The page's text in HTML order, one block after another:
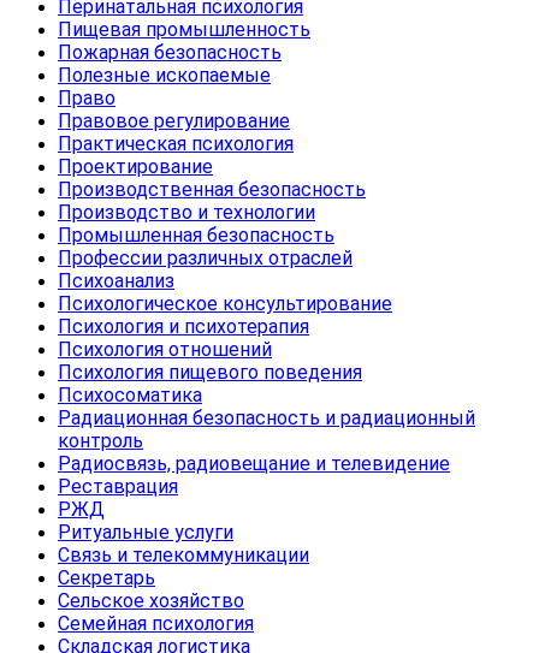
Перинатальная психология
Пищевая промышленность
Пожарная безопасность
Полезные ископаемые
Право
Правовое регулирование
Практическая психология
Проектирование
Производственная безопасность
Производство и технологии
Промышленная безопасность
Профессии различных отраслей
Психоанализ
Психологическое консультирование
Психология и психотерапия
Психология отношений
Психология пищевого поведения
Психосоматика
Радиационная безопасность и радиационный
контроль
Радиосвязь, радиовещание и телевидение
Реставрация
РЖД
Ритуальные услуги
Связь и телекоммуникации
Секретарь
Сельское хозяйство
Семейная психология
Складская логистика